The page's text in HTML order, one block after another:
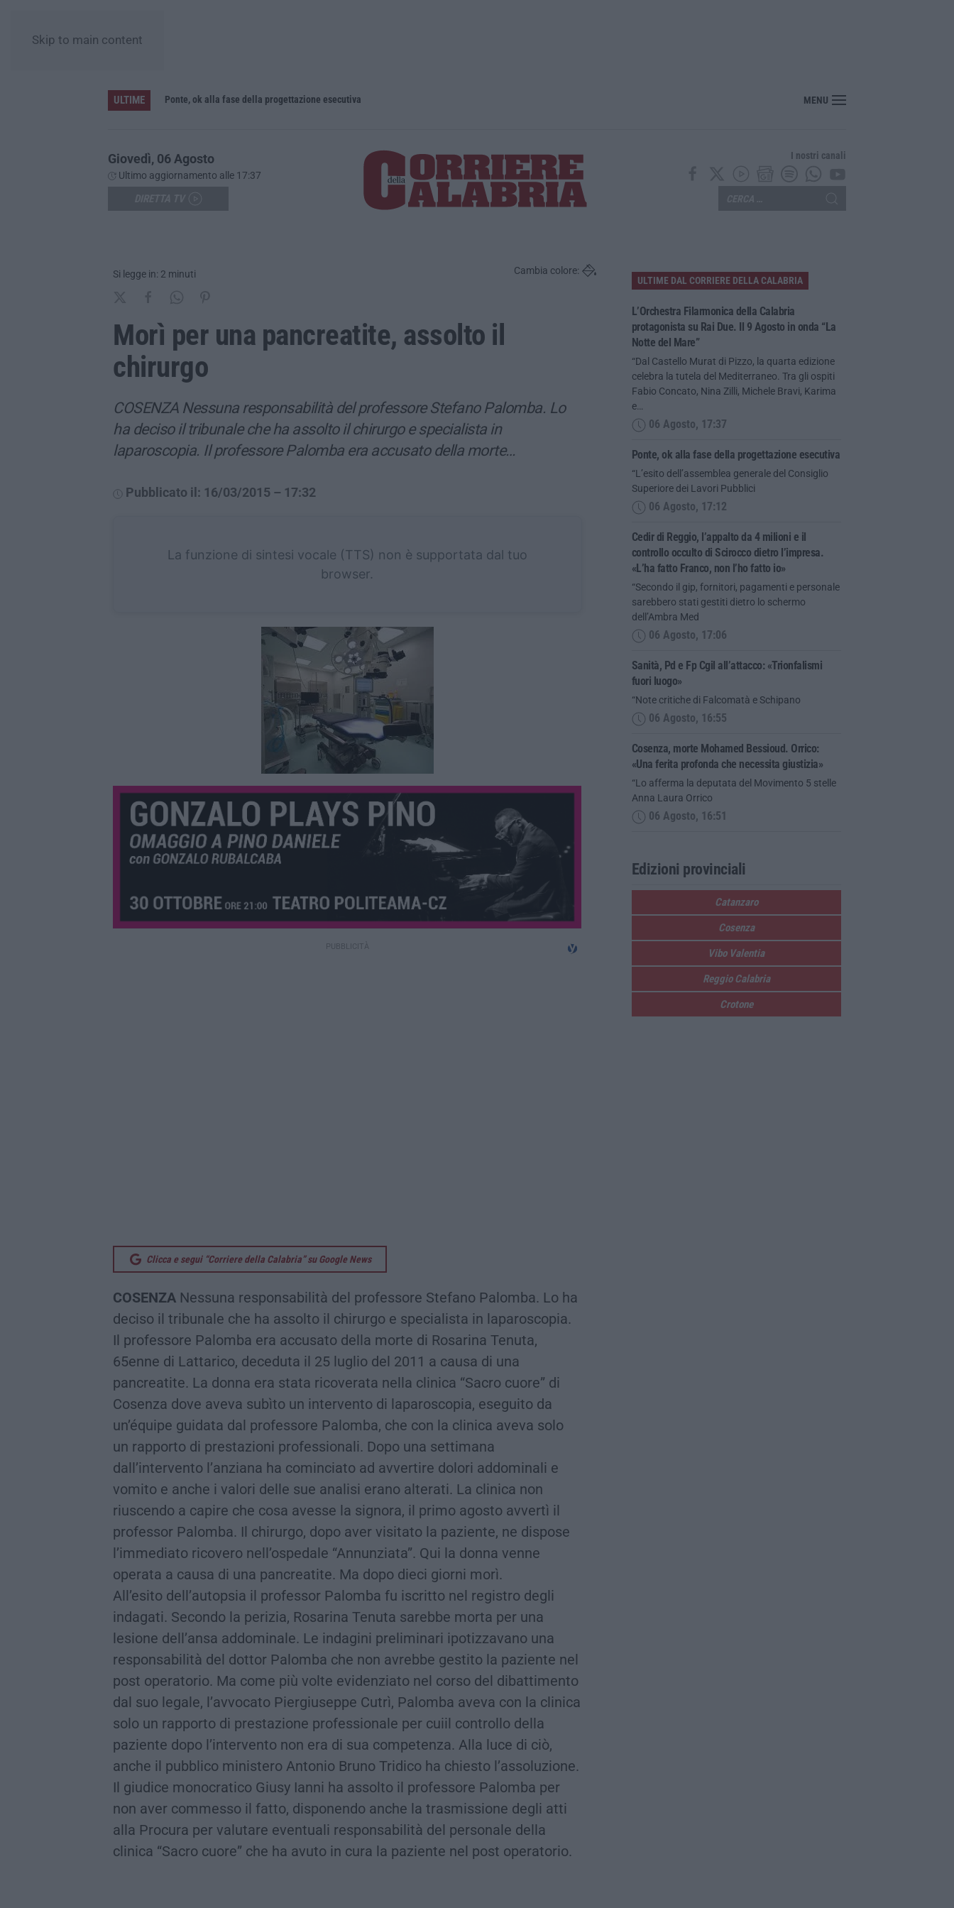
Skip to main content
ULTIME
L’Orchestra Filarmonica della Calabria protagonista su Rai Due. Il 9 Agosto in onda “La Notte del Mare” Ponte, ok alla fase della progettazione esecutiva MENU
Giovedì, 06 Agosto
Ultimo aggiornamento alle 17:37
I nostri canali
Si legge in: 2 minuti Cambia colore:
Morì per una pancreatite, assolto il
chirurgo
COSENZA Nessuna responsabilità del professore Stefano Palomba. Lo
ha deciso il tribunale che ha assolto il chirurgo e specialista in
laparoscopia. Il professore Palomba era accusato della morte…
Pubblicato il: 16/03/2015 – 17:32
La funzione di sintesi vocale (TTS) non è supportata dal tuo
browser.
Clicca e segui “Corriere della Calabria” su Google News
COSENZA Nessuna responsabilità del professore Stefano Palomba. Lo ha
deciso il tribunale che ha assolto il chirurgo e specialista in laparoscopia.
Il professore Palomba era accusato della morte di Rosarina Tenuta,
65enne di Lattarico, deceduta il 25 luglio del 2011 a causa di una
pancreatite. La donna era stata ricoverata nella clinica “Sacro cuore” di
Cosenza dove aveva subìto un intervento di laparoscopia, eseguito da
un’équipe guidata dal professore Palomba, che con la clinica aveva solo
un rapporto di prestazioni professionali. Dopo una settimana
dall’intervento l’anziana ha cominciato ad avvertire dolori addominali e
vomito e anche i valori delle sue analisi erano alterati. La clinica non
riuscendo a capire che cosa avesse la signora, il primo agosto avvertì il
professor Palomba. Il chirurgo, dopo aver visitato la paziente, ne dispose
l’immediato ricovero nell’ospedale “Annunziata”. Qui la donna venne
operata a causa di una pancreatite. Ma dopo dieci giorni morì.
All’esito dell’autopsia il professor Palomba fu iscritto nel registro degli
indagati. Secondo la perizia, Rosarina Tenuta sarebbe morta per una
lesione dell’ansa addominale. Le indagini preliminari ipotizzavano una
responsabilità del dottor Palomba che non avrebbe gestito la paziente nel
post operatorio. Ma come più volte evidenziato nel corso del dibattimento
dal suo legale, l’avvocato Piergiuseppe Cutrì, Palomba aveva con la clinica
solo un rapporto di prestazione professionale per cuiil controllo della
paziente dopo l’intervento non era di sua competenza. Alla luce di ciò,
anche il pubblico ministero Antonio Bruno Tridico ha chiesto l’assoluzione.
Il giudice monocratico Giusy Ianni ha assolto il professore Palomba per
non aver commesso il fatto, disponendo anche la trasmissione degli atti
alla Procura per valutare eventuali responsabilità del personale della
clinica “Sacro cuore” che ha avuto in cura la paziente nel post operatorio.
ULTIME DAL CORRIERE DELLA CALABRIA
L’Orchestra Filarmonica della Calabria
protagonista su Rai Due. Il 9 Agosto in onda “La
Notte del Mare”
“Dal Castello Murat di Pizzo, la quarta edizione
celebra la tutela del Mediterraneo. Tra gli ospiti
Fabio Concato, Nina Zilli, Michele Bravi, Karima
e…
06 Agosto, 17:37
Ponte, ok alla fase della progettazione esecutiva
“L’esito dell’assemblea generale del Consiglio
Superiore dei Lavori Pubblici
06 Agosto, 17:12
Cedir di Reggio, l’appalto da 4 milioni e il
controllo occulto di Scirocco dietro l’impresa.
«L’ha fatto Franco, non l’ho fatto io»
“Secondo il gip, fornitori, pagamenti e personale
sarebbero stati gestiti dietro lo schermo
dell’Ambra Med
06 Agosto, 17:06
Sanità, Pd e Fp Cgil all’attacco: «Trionfalismi
fuori luogo»
“Note critiche di Falcomatà e Schipano
06 Agosto, 16:55
Cosenza, morte Mohamed Bessioud. Orrico:
«Una ferita profonda che necessita giustizia»
“Lo afferma la deputata del Movimento 5 stelle
Anna Laura Orrico
06 Agosto, 16:51
Edizioni provinciali
Catanzaro
Cosenza
Vibo Valentia
Reggio Calabria
Crotone